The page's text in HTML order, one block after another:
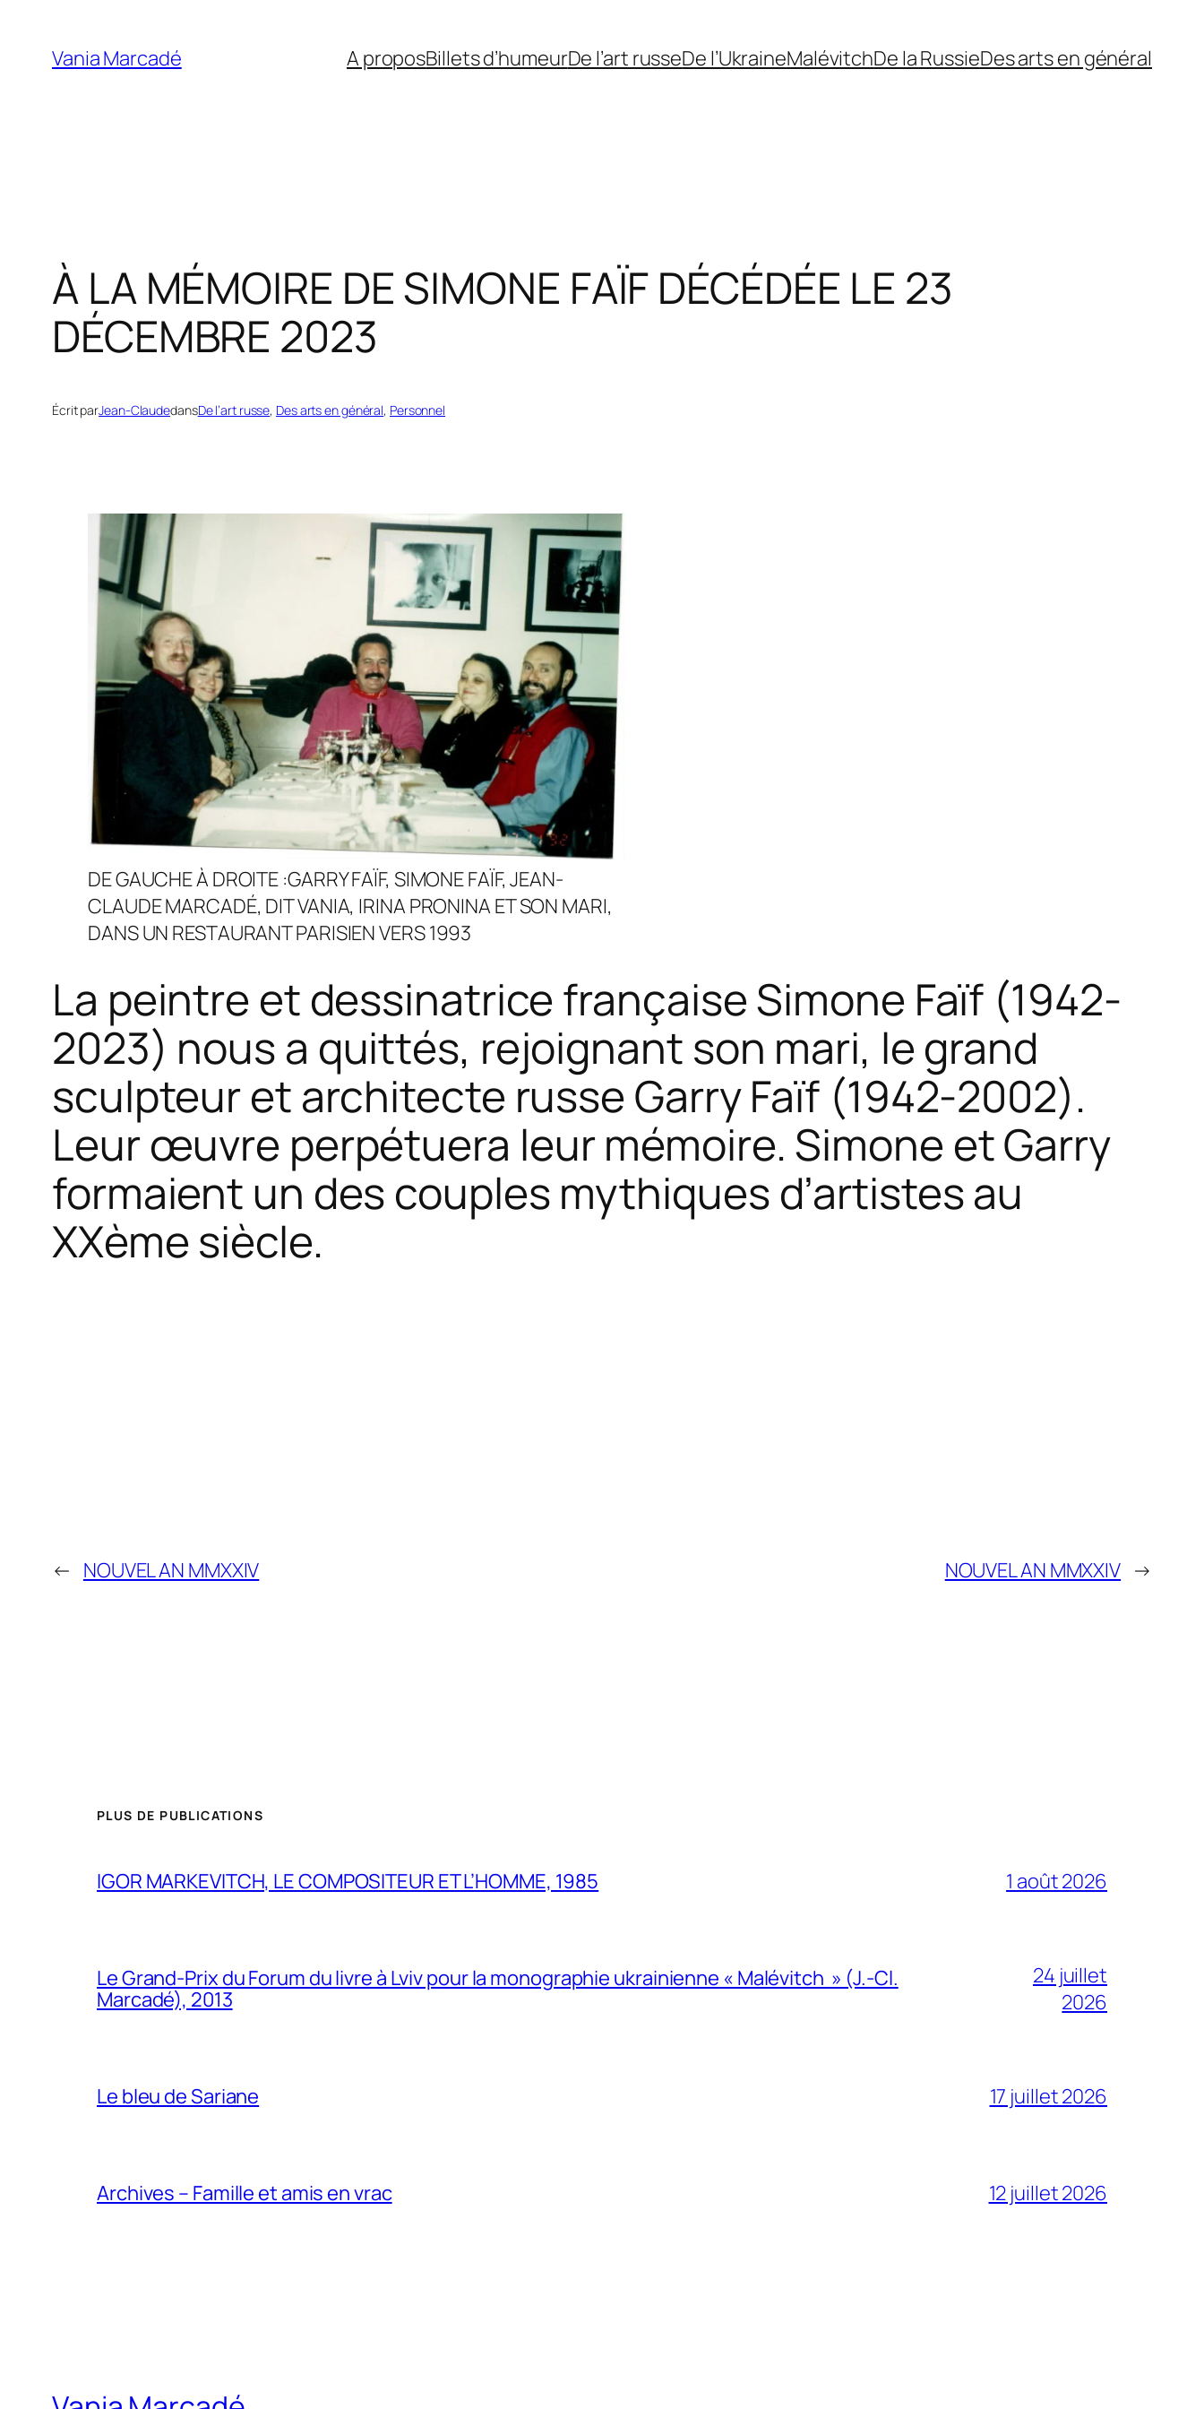
contenu
Vania Marcadé A proposBillets d’humeurDe l’art russeDe l’UkraineMalévitchDe la RussieDes arts en général
À LA MÉMOIRE DE SIMONE FAÏF DÉCÉDÉE LE 23
DÉCEMBRE 2023
Écrit parJean-ClaudedansDe l’art russe, Des arts en général, Personnel
DE GAUCHE À DROITE :GARRY FAÏF, SIMONE FAÏF, JEAN-
CLAUDE MARCADÉ, DIT VANIA, IRINA PRONINA ET SON MARI,
DANS UN RESTAURANT PARISIEN VERS 1993
La peintre et dessinatrice française Simone Faïf (1942-
2023) nous a quittés, rejoignant son mari, le grand
sculpteur et architecte russe Garry Faïf (1942-2002).
Leur œuvre perpétuera leur mémoire. Simone et Garry
formaient un des couples mythiques d’artistes au
XXème siècle.
← NOUVEL AN MMXXIV NOUVEL AN MMXXIV →
PLUS DE PUBLICATIONS
IGOR MARKEVITCH, LE COMPOSITEUR ET L’HOMME, 1985 1 août 2026
Le Grand-Prix du Forum du livre à Lviv pour la monographie ukrainienne « Malévitch » (J.-Cl.
Marcadé), 2013
24 juillet
2026
Le bleu de Sariane 17 juillet 2026
Archives – Famille et amis en vrac 12 juillet 2026